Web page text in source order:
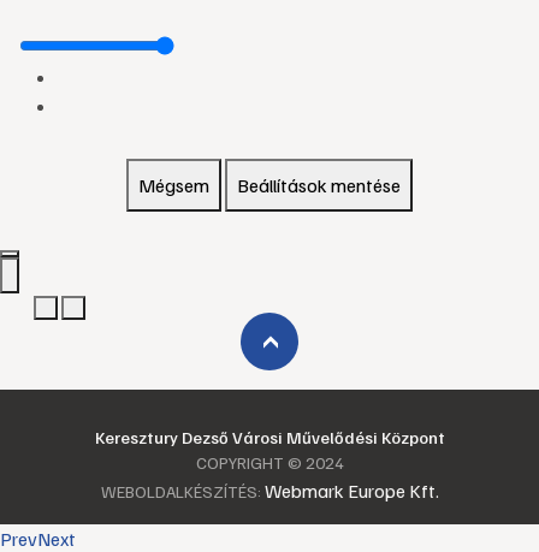
Mégsem Beállítások mentése
›
Keresztury Dezső Városi Művelődési Központ
COPYRIGHT © 2024
WEBOLDALKÉSZÍTÉS: Webmark Europe Kft.
PrevNext